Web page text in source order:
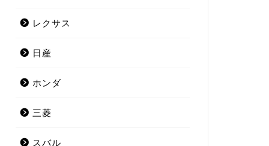
レクサス
日産
ホンダ
三菱
スバル